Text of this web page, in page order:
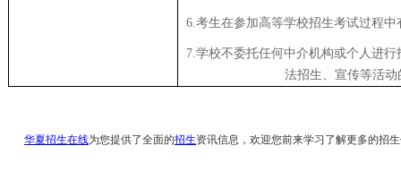
6.考生在参加高等学校招生考试过程
7.学校不委托任何中介机构或个人进
法招生、宣传等活
华夏招生在线为您提供了全面的招生资讯信息，欢迎您前来学习了解更多的招